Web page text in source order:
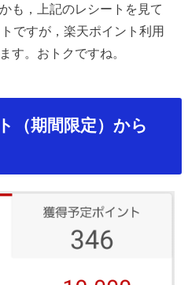
も，上記のレシートを見て
ですが，楽天ポイント利用
す。おトクですね。
（期間限定）から